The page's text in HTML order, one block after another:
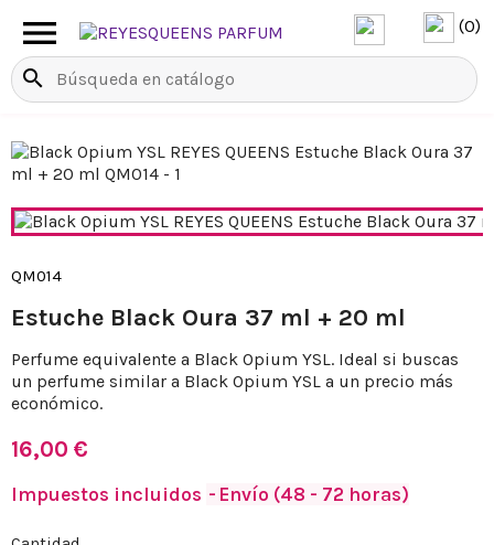
 (0)
search
QM014
Estuche Black Oura 37 ml + 20 ml
Perfume equivalente a Black Opium YSL. Ideal si buscas
un perfume similar a Black Opium YSL a un precio más
económico.
16,00 €
Impuestos incluidos Envío (48 - 72 horas)